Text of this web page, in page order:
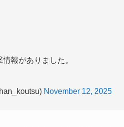
報がありました。
November 12, 2025